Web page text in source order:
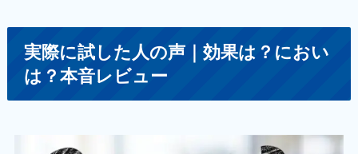
実際に試した人の声｜効果は？におい
は？本音レビュー